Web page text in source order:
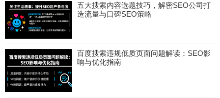
五大搜索内容选题技巧，解密SEO公司打
造流量与口碑SEO策略
百度搜索违规低质页面问题解读：SEO影
响与优化指南